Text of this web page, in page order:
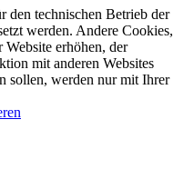
den technischen Betrieb der
werden. Andere Cookies,
erhöhen, der
mit anderen Websites
sollen, werden nur mit Ihrer